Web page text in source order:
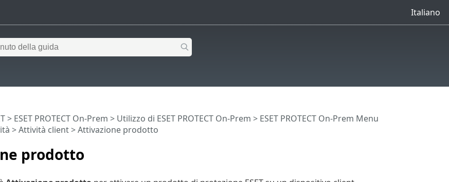
Italiano
prodotto
> ESET PROTECT On-Prem > Utilizzo di ESET PROTECT On-Prem > ESET PROTECT On-Prem Menu
>Attività client> Attivazione prodotto